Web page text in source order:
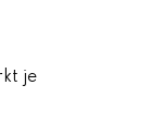
je